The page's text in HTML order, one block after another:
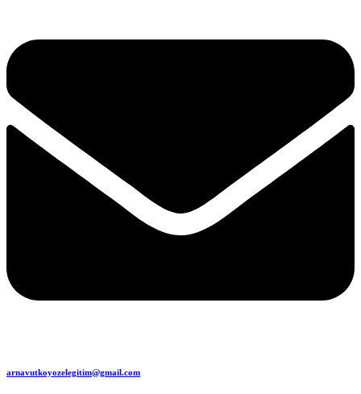
arnavutkoyozelegitim@gmail.com